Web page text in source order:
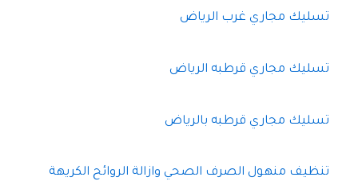
تسليك مجاري غرب الرياض
تسليك مجاري قرطبه الرياض
تسليك مجاري قرطبه بالرياض
تنظيف منهول الصرف الصحي وازالة الروائح الكريهة